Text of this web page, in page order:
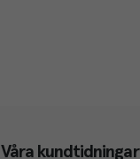
Våra kundtidningar